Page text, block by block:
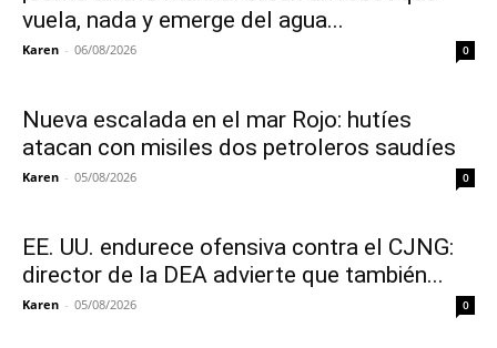
vuela, nada y emerge del agua...
Karen - 06/08/2026 0
Nueva escalada en el mar Rojo: hutíes
atacan con misiles dos petroleros saudíes
Karen - 05/08/2026 0
EE. UU. endurece ofensiva contra el CJNG:
director de la DEA advierte que también...
Karen - 05/08/2026 0